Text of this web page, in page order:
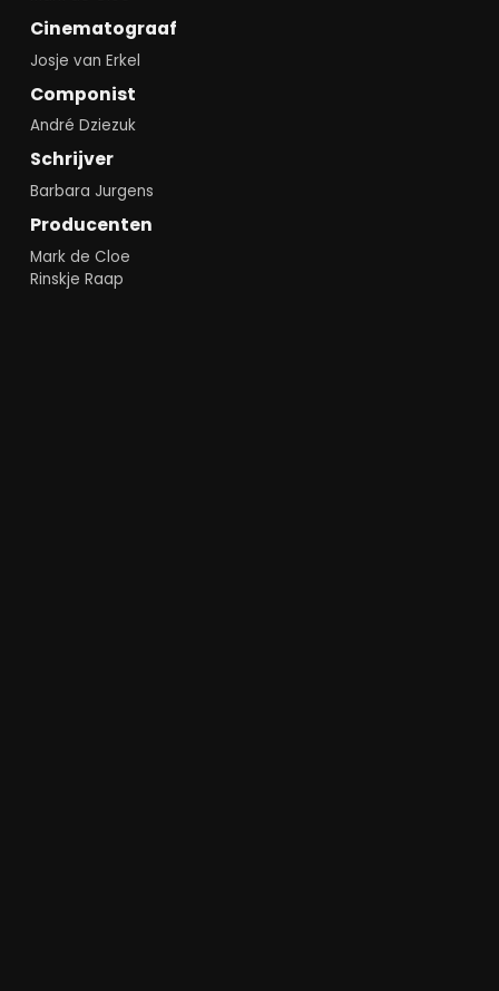
Cinematograaf
Josje van Erkel
Componist
André Dziezuk
Schrijver
Barbara Jurgens
Producenten
Mark de Cloe
Rinskje Raap